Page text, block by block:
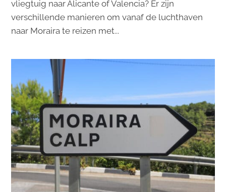
vliegtuig naar Alicante of Valencia? Er zijn
verschillende manieren om vanaf de luchthaven
naar Moraira te reizen met...